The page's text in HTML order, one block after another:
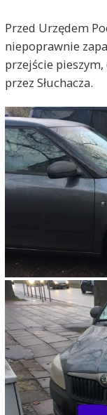
Przed Urzędem
niepoprawnie
przejście pieszym,
przez Słuchacza.